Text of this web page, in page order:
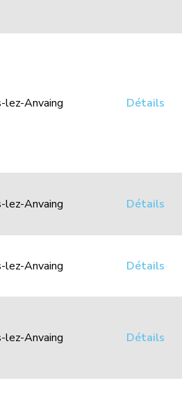
lez-Anvaing Détails
lez-Anvaing Détails
lez-Anvaing Détails
lez-Anvaing Détails